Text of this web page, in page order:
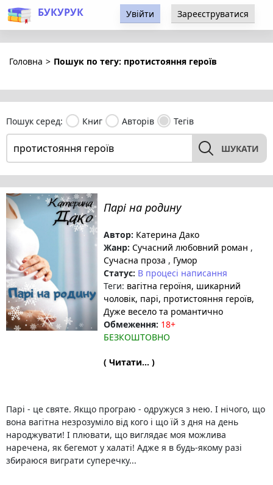
БУКУРУК Увійти Зареєструватися
Головна > Пошук по тегу: протистояння героїв
Пошук серед: Книг Авторів Тегів
ШУКАТИ
Парі на родину
Автор: Катерина Дако
Жанр: Сучасний любовний роман ,
Сучасна проза , Гумор
Статус: В процесі написання
Теги: вагітна героїня, шикарний
чоловік, парі, протистояння героїв,
Дуже весело та романтично
Обмеження: 18+
БЕЗКОШТОВНО
( Читати... )
Парі - це святе. Якщо програю - одружуся з нею. І нічого, що
вона вагітна незрозуміло від кого і що їй з дня на день
народжувати! І плювати, що виглядає моя можлива
наречена, як бегемот у халаті! Адже я в будь-якому разі
збираюся виграти суперечку...